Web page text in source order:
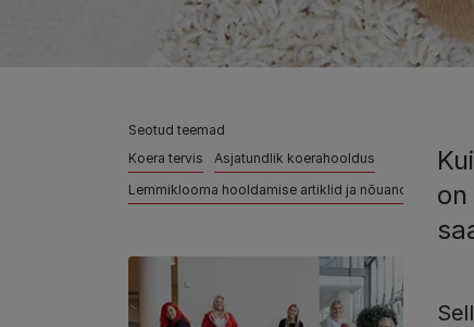
Seotud teemad
Koera tervis
Asjatundlik koerahooldus
Lemmiklooma hooldamise artiklid ja nõuanded